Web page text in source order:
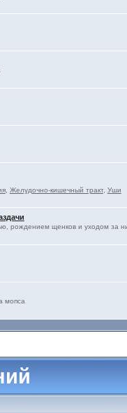
, Желудочно-кишечный тракт, Уши
рождением щенков и уходом за
мопса